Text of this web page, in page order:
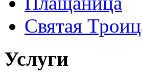
Святая
Услуги